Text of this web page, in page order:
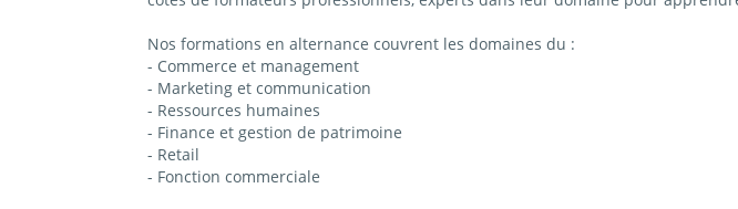
Nos formations en alternance couvrent les domaines du :
- Commerce et management
- Marketing et communication
- Ressources humaines
- Finance et gestion de patrimoine
- Retail
- Fonction commerciale